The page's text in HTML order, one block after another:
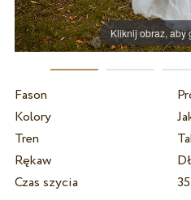
Kliknij obraz, aby
Fason
Kolory
Tren
Rękaw
Czas szycia